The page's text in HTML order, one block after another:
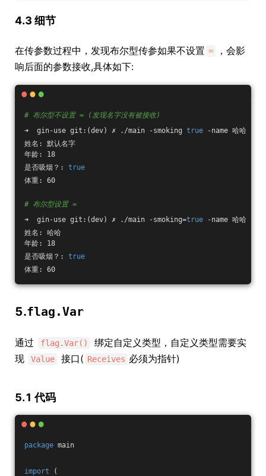
4.3 细节
在传参数过程中，发现布尔型传参如果不设置 =
，会影
响后面的参数接收,具体如下:
# 布尔型不设置 = (发现名字没有被接收)
➜  gin-use git:(dev) ✗ ./main -smoking true -
姓名: 默认名字
年龄: 18
是否吸烟？: true
体重: 60
# 布尔型设置 =
➜  gin-use git:(dev) ✗ ./main -smoking=true -name 哈哈
姓名: 哈哈
年龄: 18
是否吸烟？: true
体重: 60
5.flag.Var
通过 flag.Var()
绑定自定义类型，自定义类型需要实
现
Value 接口( Receives 必须为指针)
5.1 代码
package main
import (